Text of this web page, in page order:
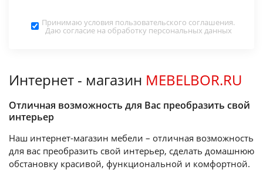
Принимаю условия пользовательского соглашения.
Даю согласие на обработку персональных данных
Интернет - магазин MEBELBOR.RU
Отличная возможность для Вас преобразить свой
интерьер
Наш интернет-магазин мебели – отличная возможность
для вас преобразить свой интерьер, сделать домашнюю
обстановку красивой, функциональной и комфортной.